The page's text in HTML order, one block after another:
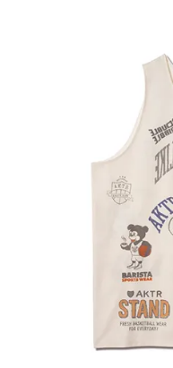
SALE品はこちら
特定商取引法